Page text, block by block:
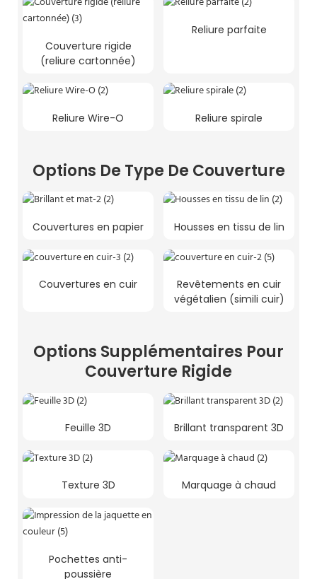
Couverture rigide
(reliure cartonnée)
Reliure parfaite
Reliure Wire-O Reliure spirale
Options De Type De Couverture
Couvertures en papier Housses en tissu de lin
Couvertures en cuir
Revêtements en cuir
végétalien (simili cuir)
Options Supplémentaires Pour
Couverture Rigide
Feuille 3D Brillant transparent 3D
Texture 3D Marquage à chaud
Pochettes anti-
poussière